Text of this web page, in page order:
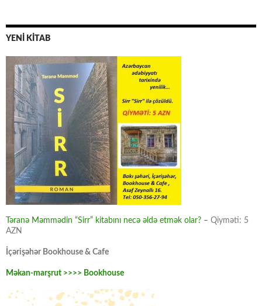
YENİ KİTAB
Təranə Məmmədin “Sirr” kitabını necə əldə etmək olar? – Qiyməti: 5
AZN
İçərişəhər Bookhouse & Cafe
Məkan-marşrut >>>> Bookhouse